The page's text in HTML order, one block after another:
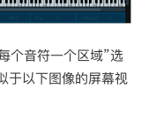
个音符一个区域”选
于以下图像的屏幕视